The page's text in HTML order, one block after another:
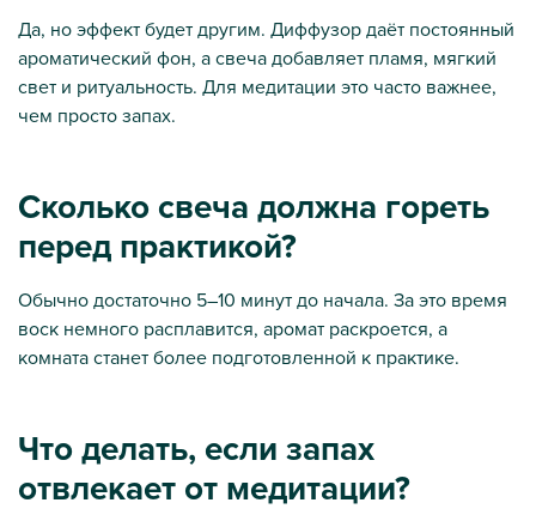
Да, но эффект будет другим. Диффузор даёт постоянный
ароматический фон, а свеча добавляет пламя, мягкий
свет и ритуальность. Для медитации это часто важнее,
чем просто запах.
Сколько свеча должна гореть
перед практикой?
Обычно достаточно 5–10 минут до начала. За это время
воск немного расплавится, аромат раскроется, а
комната станет более подготовленной к практике.
Что делать, если запах
отвлекает от медитации?